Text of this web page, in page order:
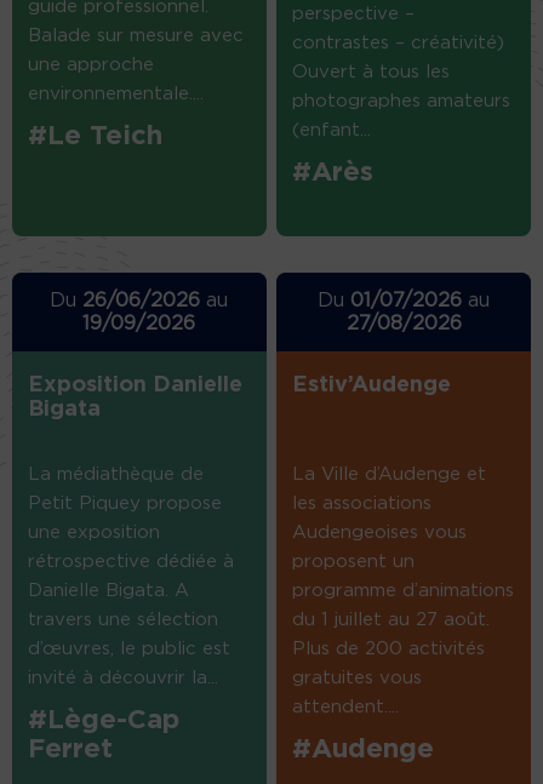
guide professionnel.
Balade sur mesure avec
une approche
environnementale....
#Le Teich
perspective –
contrastes – créativité)
Ouvert à tous les
photographes amateurs
(enfant...
#Arès
Du 26/06/2026 au
19/09/2026
Exposition Danielle
Bigata
La médiathèque de
Petit Piquey propose
une exposition
rétrospective dédiée à
Danielle Bigata. A
travers une sélection
d’œuvres, le public est
invité à découvrir la...
#Lège-Cap
Ferret
Du 01/07/2026 au
27/08/2026
Estiv’Audenge
La Ville d’Audenge et
les associations
Audengeoises vous
proposent un
programme d’animations
du 1 juillet au 27 août.
Plus de 200 activités
gratuites vous
attendent....
#Audenge